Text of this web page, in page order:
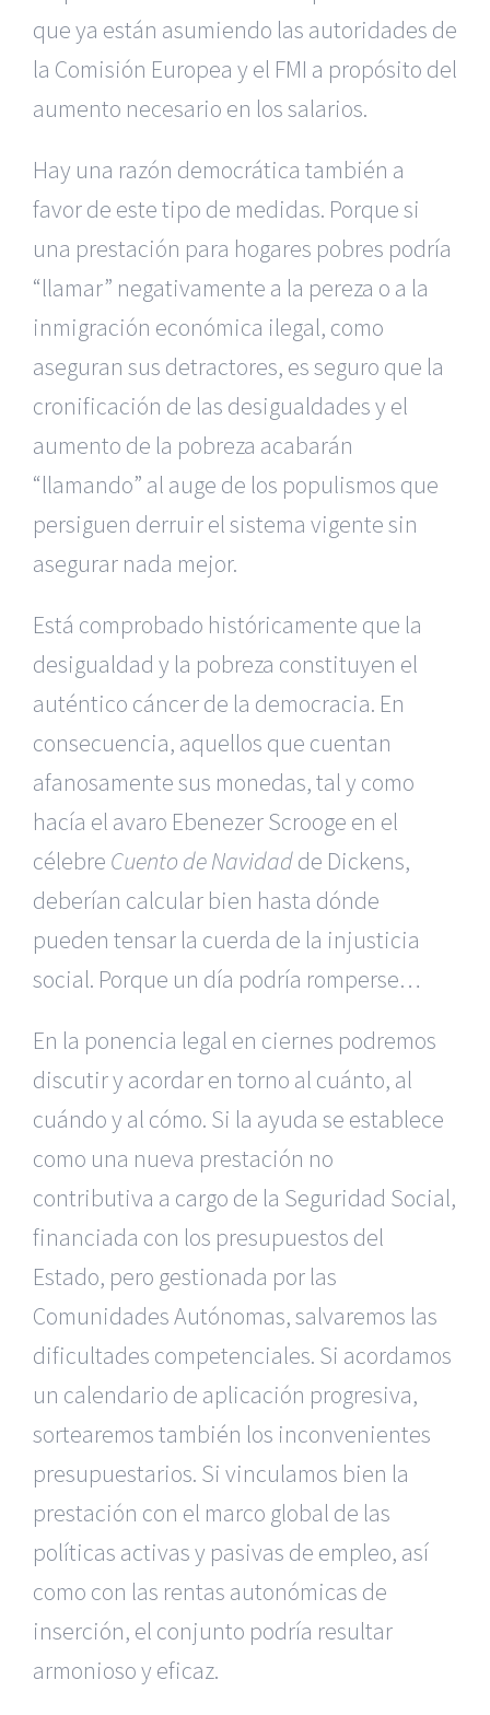
que ya están asumiendo las autoridades de
la Comisión Europea y el FMI a propósito del
aumento necesario en los salarios.
Hay una razón democrática también a
favor de este tipo de medidas. Porque si
una prestación para hogares pobres podría
“llamar” negativamente a la pereza o a la
inmigración económica ilegal, como
aseguran sus detractores, es seguro que la
cronificación de las desigualdades y el
aumento de la pobreza acabarán
“llamando” al auge de los populismos que
persiguen derruir el sistema vigente sin
asegurar nada mejor.
Está comprobado históricamente que la
desigualdad y la pobreza constituyen el
auténtico cáncer de la democracia. En
consecuencia, aquellos que cuentan
afanosamente sus monedas, tal y como
hacía el avaro Ebenezer Scrooge en el
célebre Cuento de Navidadde Dickens,
deberían calcular bien hasta dónde
pueden tensar la cuerda de la injusticia
social. Porque un día podría romperse…
En la ponencia legal en ciernes podremos
discutir y acordar en torno al cuánto, al
cuándo y al cómo. Si la ayuda se establece
como una nueva prestación no
contributiva a cargo de la Seguridad Social,
financiada con los presupuestos del
Estado, pero gestionada por las
Comunidades Autónomas, salvaremos las
dificultades competenciales. Si acordamos
un calendario de aplicación progresiva,
sortearemos también los inconvenientes
presupuestarios. Si vinculamos bien la
prestación con el marco global de las
políticas activas y pasivas de empleo, así
como con las rentas autonómicas de
inserción, el conjunto podría resultar
armonioso y eficaz.